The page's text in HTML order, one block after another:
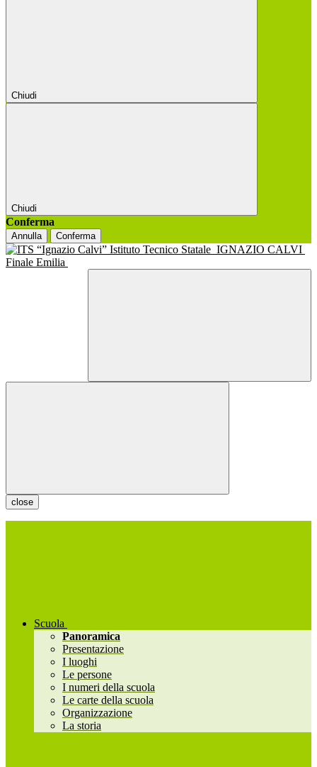
Chiudi
Chiudi
Conferma
Annulla Conferma
Istituto Tecnico Statale IGNAZIO CALVI
Finale Emilia
close
Scuola
Panoramica
Presentazione
I luoghi
Le persone
I numeri della scuola
Le carte della scuola
Organizzazione
La storia